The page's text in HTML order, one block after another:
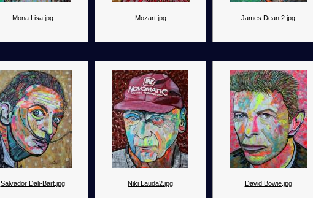
Mona Lisa.jpg Mozart.jpg James Dean 2.jpg
Salvador Dali-Bart.jpg Niki Lauda2.jpg David Bowie.jpg